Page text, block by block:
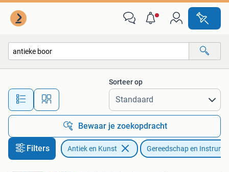
Alle afstanden…
Sorteer op
Bewaar je zoekopdracht
Filters Antiek en Kunst Gereedschap en